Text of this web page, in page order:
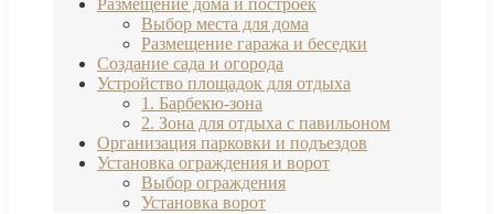
Размещение дома и построек
Выбор места для дома
Размещение гаража и беседки
Создание сада и огорода
Устройство площадок для отдыха
1. Барбекю-зона
2. Зона для отдыха с павильоном
Организация парковки и подъездов
Установка ограждения и ворот
Выбор ограждения
Установка ворот